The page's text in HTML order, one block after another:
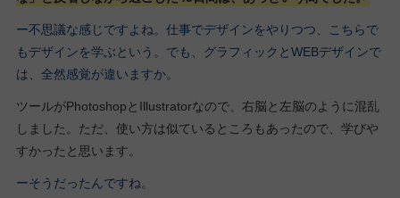
ー不思議な感じですよね。仕事でデザインをやりつつ、こちらで
もデザインを学ぶという。でも、グラフィックとWEBデザインで
は、全然感覚が違いますか。
ツールがPhotoshopとIllustratorなので、右脳と左脳のように混乱
しました。ただ、使い方は似ているところもあったので、学びや
すかったと思います。
ーそうだったんですね。